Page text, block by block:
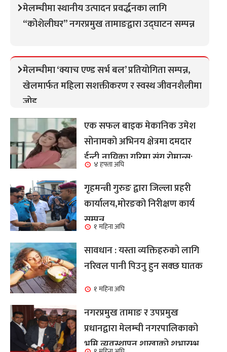
मेलम्चीमा स्थानीय उत्पादन प्रवर्द्धनका लागि
“कोशेलीघर” नगरप्रमुख तामाङद्वारा उद्घाटन सम्पन्न
मेलम्चीमा ‘क्याच एण्ड सर्भ बल’ प्रतियोगिता सम्पन्न,
खेलमार्फत महिला सशक्तीकरण र स्वस्थ जीवनशैलीमा
जोड
एक सफल बाइक मेकानिक उमेश
सोनामको अभिनय क्षेत्रमा दमदार
ईन्ट्री,नायिका गरिमा संग रोमान्स:
हेर्नुहोस भिडियो ।
४ हफ्ता अघि
गृहमन्त्री गुरुङ द्वारा जिल्ला प्रहरी
कार्यालय,मोरङको निरीक्षण कार्य
सम्पन्न१ महिना अघि
सावधान : यस्ता व्यक्तिहरुको लागि
नरिवल पानी पिउनु हुन सक्छ घातक
१ महिना अघि
नगरप्रमुख तामाङ र उपप्रमुख
प्रधानद्वारा मेलम्ची नगरपालिकाको
भूमि व्यवस्थापन शाखाको शुभारम्भ